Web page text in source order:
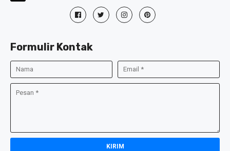
Formulir Kontak